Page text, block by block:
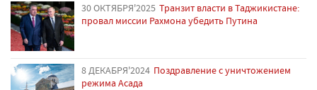
30 ОКТЯБРЯ'2025 Транзит власти в Таджикистане:
провал миссии Рахмона убедить Путина
8 ДЕКАБРЯ'2024 Поздравление с уничтожением
режима Асада